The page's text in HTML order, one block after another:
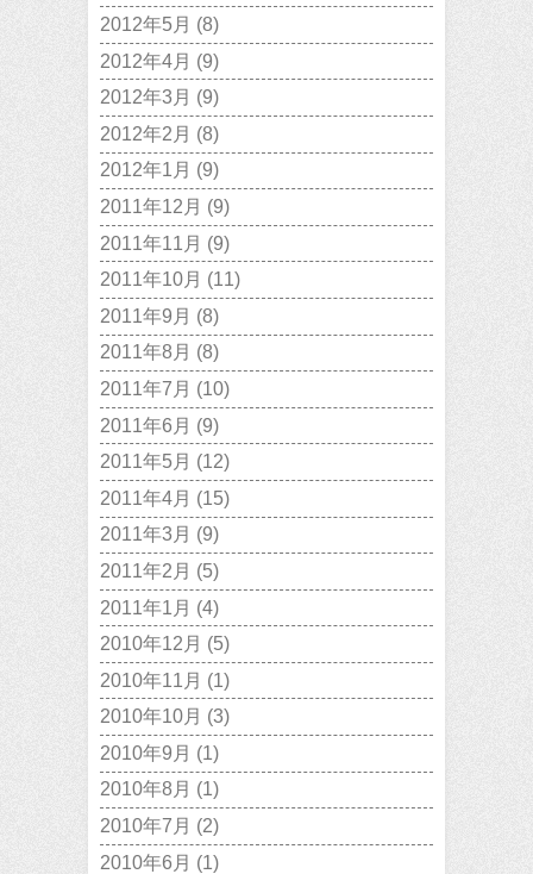
2012年5月 (8)
2012年4月 (9)
2012年3月 (9)
2012年2月 (8)
2012年1月 (9)
2011年12月 (9)
2011年11月 (9)
2011年10月 (11)
2011年9月 (8)
2011年8月 (8)
2011年7月 (10)
2011年6月 (9)
2011年5月 (12)
2011年4月 (15)
2011年3月 (9)
2011年2月 (5)
2011年1月 (4)
2010年12月 (5)
2010年11月 (1)
2010年10月 (3)
2010年9月 (1)
2010年8月 (1)
2010年7月 (2)
2010年6月 (1)